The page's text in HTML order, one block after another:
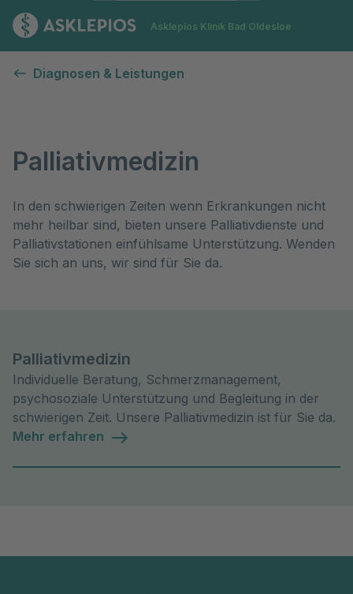
Zur Startseite
Asklepios Klinik Bad Oldesloe
Diagnosen & Leistungen
Palliativmedizin
In den schwierigen Zeiten wenn Erkrankungen nicht
mehr heilbar sind, bieten unsere Palliativdienste und
Palliativstationen einfühlsame Unterstützung. Wenden
Sie sich an uns, wir sind für Sie da.
Palliativmedizin
Individuelle Beratung, Schmerzmanagement,
psychosoziale Unterstützung und Begleitung in der
schwierigen Zeit. Unsere Palliativmedizin ist für Sie da.
Mehr erfahren